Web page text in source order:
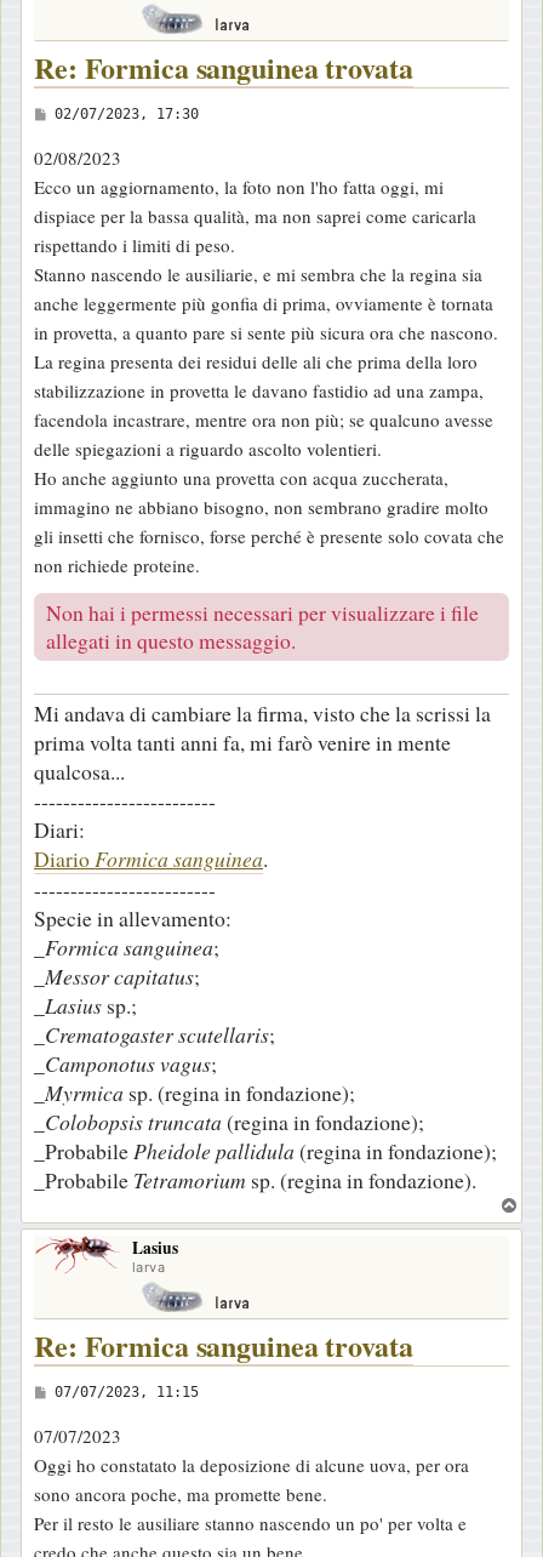
Re: Formica sanguinea trovata
M
s
s
a
g
g
i
o
02/07/2023, 17:30
02/08/2023
Ecco un aggiornamento, la foto non l'ho fatta oggi, mi
dispiace per la bassa qualità, ma non saprei come caricarla
rispettando i limiti di peso.
Stanno nascendo le ausiliarie, e mi sembra che la regina sia
anche leggermente più gonfia di prima, ovviamente è tornata
in provetta, a quanto pare si sente più sicura ora che nascono.
La regina presenta dei residui delle ali che prima della loro
stabilizzazione in provetta le davano fastidio ad una zampa,
facendola incastrare, mentre ora non più; se qualcuno avesse
delle spiegazioni a riguardo ascolto volentieri.
Ho anche aggiunto una provetta con acqua zuccherata,
immagino ne abbiano bisogno, non sembrano gradire molto
gli insetti che fornisco, forse perché è presente solo covata che
non richiede proteine.
Non hai i permessi necessari per visualizzare i file
allegati in questo messaggio.
Mi andava di cambiare la firma, visto che la scrissi la
prima volta tanti anni fa, mi farò venire in mente
qualcosa...
-------------------------
Diari:
DiarioFormica sanguinea.
-------------------------
Specie in allevamento:
Formica sanguinea;
Messor capitatus;
Lasius sp.;
Crematogaster scutellaris;
Camponotus vagus;
Myrmica sp. (regina in fondazione);
Colobopsis truncata (regina in fondazione);
_ProbabilePheidole pallidula (regina in fondazione);
_Probabile Tetramorium sp. (regina in fondazione).
o
Lasius
larva
Re: Formica sanguinea trovata
M
s
s
a
g
07/07/2023, 11:15
07/07/2023
Oggi ho constatato la deposizione di alcune uova, per ora
sono ancora poche, ma promette bene.
Per il resto le ausiliare stanno nascendo un po' per volta e